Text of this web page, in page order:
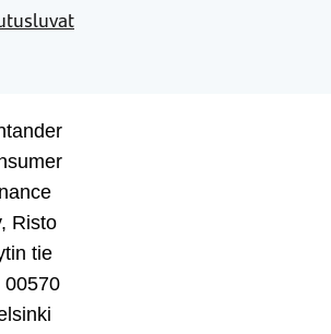
Risto
tie
00570